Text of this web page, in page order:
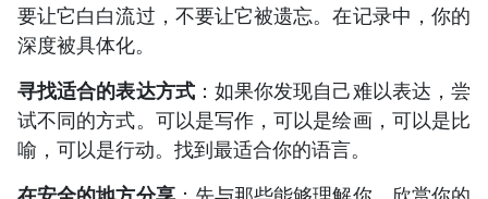
要让它白白流过，不要让它被遗忘。在记录中，你的
深度被具体化。
寻找适合的表达方式：如果你发现自己难以表达，尝
试不同的方式。可以是写作，可以是绘画，可以是比
喻，可以是行动。找到最适合你的语言。